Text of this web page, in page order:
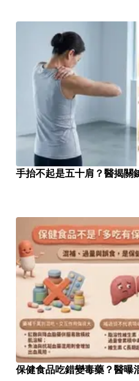
手抬不起是五十肩？醫揭關
保健食品吃錯變毒藥？醫曝